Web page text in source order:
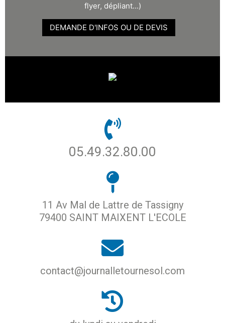
flyer, dépliant...)
DEMANDE D'INFOS OU DE DEVIS
05.49.32.80.00
11 Av Mal de Lattre de Tassigny
79400 SAINT MAIXENT L'ECOLE
contact@journalletournesol.com